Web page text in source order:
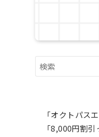
「オクトパス
「8,000円割